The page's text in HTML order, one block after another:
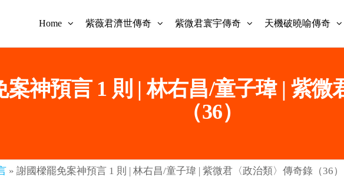
紫薇
《推
言-
世
主
都
是
Home 紫薇君濟世傳奇 紫微君寰宇傳奇 天機破曉喻傳奇
案神預言 1 則 | 林右昌/童子瑋 | 紫微
（36）
» 謝國樑罷免案神預言 1 則 | 林右昌/童子瑋 | 紫微君〈政治類〉傳奇錄（36）